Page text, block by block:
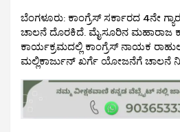
ಬೆಂಗಳೂರು: ಕಾಂಗ್ರೆಸ್ ಸರ್ಕಾರದ 4ನೇ
ಚಾಲನೆ ದೊರಕಿದೆ. ಮೈಸೂರಿನ ಮಹಾರಾಜ
ಕಾರ್ಯಕ್ರಮದಲ್ಲಿ ಕಾಂಗ್ರೆಸ್ ನಾಯಕ
ಮಲ್ಲಿಕಾರ್ಜುನ್ ಖರ್ಗೆ ಯೋಜನೆಗೆ ಚಾಲನೆ